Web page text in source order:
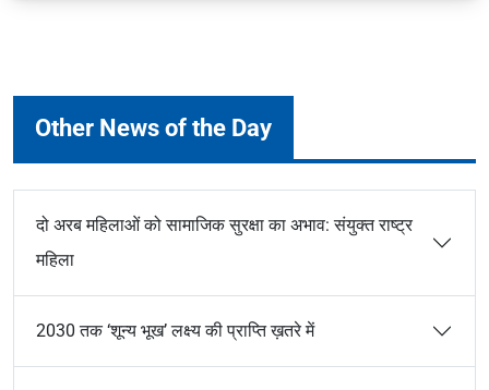
Other News of the Day
दो अरब महिलाओं को सामाजिक सुरक्षा का अभाव: संयुक्त राष्ट्र
महिला
2030 तक ‘शून्य भूख’ लक्ष्य की प्राप्ति ख़तरे में